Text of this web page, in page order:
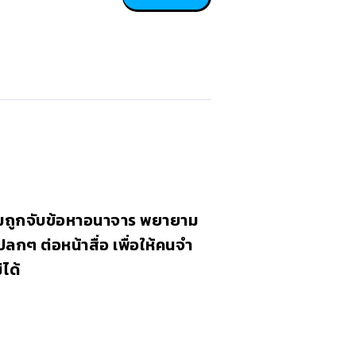
ถูกจับข้อหาอนาจาร พยายาม
ลกๆ ต่อหน้าสื่อ เพื่อให้คนจำ
ด้